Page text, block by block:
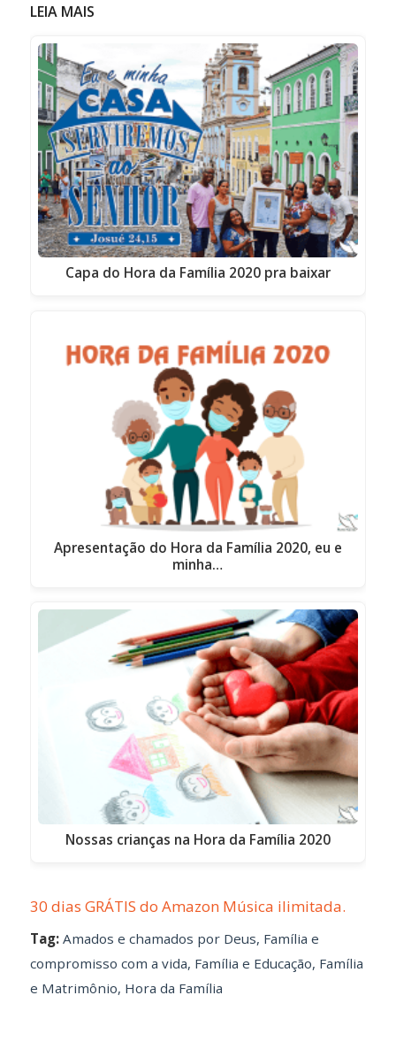
LEIA MAIS
Capa do Hora da Família 2020 pra baixar
Apresentação do Hora da Família 2020, eu e
minha…
Nossas crianças na Hora da Família 2020
30 dias GRÁTIS do Amazon Música ilimitada.
Tag: Amados e chamados por Deus, Família e
compromisso com a vida, Família e Educação, Família
e Matrimônio, Hora da Família